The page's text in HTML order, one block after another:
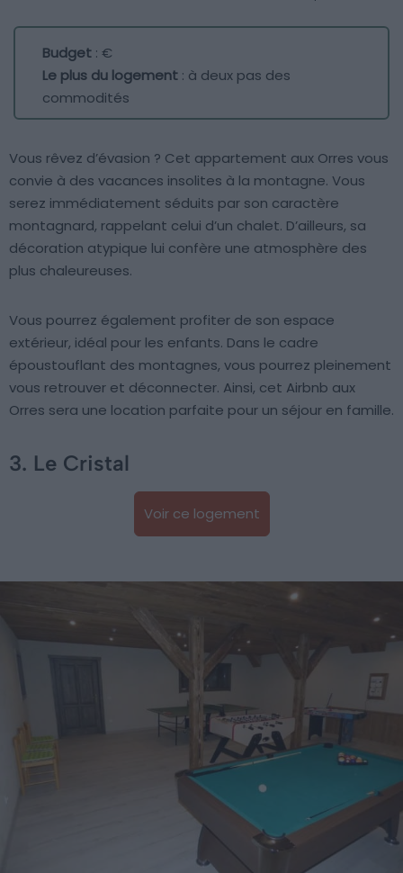
Budget : €
Le plus du logement : à deux pas des
commodités
Vous rêvez d’évasion ? Cet appartement aux Orres vous
convie à des vacances insolites à la montagne. Vous
serez immédiatement séduits par son caractère
montagnard, rappelant celui d’un chalet. D’ailleurs, sa
décoration atypique lui confère une atmosphère des
plus chaleureuses.
Vous pourrez également profiter de son espace
extérieur, idéal pour les enfants. Dans le cadre
époustouflant des montagnes, vous pourrez pleinement
vous retrouver et déconnecter. Ainsi, cet Airbnb aux
Orres sera une location parfaite pour un séjour en famille.
3. Le Cristal
Voir ce logement